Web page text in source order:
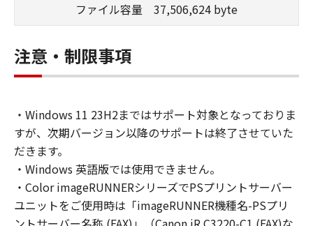
ること、アクセスすること、もしくは実行する
の非独占的権利をお客様に対して許諾します。
お客様は、また「指定機器」にネットワークを
通じて接続されたコンピューター上で、かかる
ェア」を使用させることができますが、かかる
コンピューターの使用者に本契約書上の義務お
よび条件を遵守させるとともに、その履行に関
し全責任を負うことを条件とします。
(2) お客様は、上記(1)に基づいて「本ソフトウ
ェア」を使用するためのバックアップとして、
「本ソフトウェア」を１部、複製することがで
ファイル容量 37,506,624 byte
注意・制限事項
・Windows 11 23H2まではサポート対象となっておりま
すが、次期バージョン以降のサポートは終了させていた
だきます。
・Windows 英語版では使用できません。
・Color imageRUNNERシリーズでPSプリントサーバー
ユニットをご使用時は「imageRUNNER機種名-PSプリ